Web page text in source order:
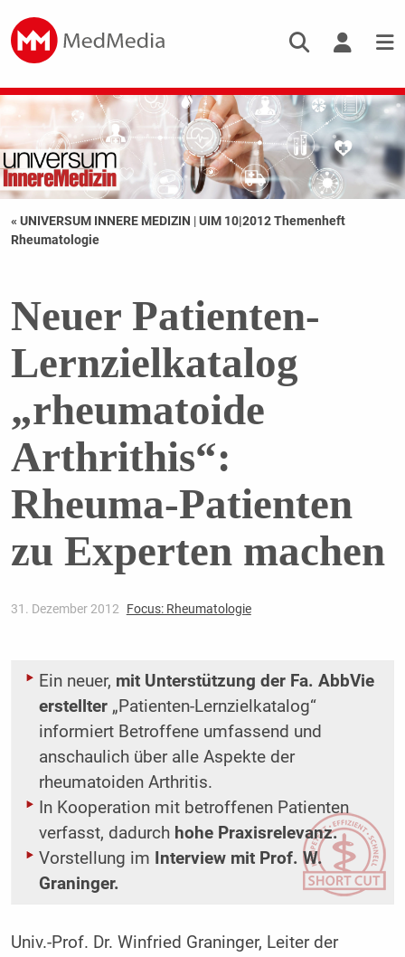
« UNIVERSUM INNERE MEDIZIN |UIM 10|2012 Themenheft
Rheumatologie
Neuer Patienten-
Lernzielkatalog
„rheumatoide
Arthrithis“:
Rheuma-Patienten
zu Experten machen
31. Dezember 2012 Focus: Rheumatologie
Ein neuer, mit Unterstützung der Fa. AbbVie
erstellter „Patienten-Lernzielkatalog“
informiert Betroffene umfassend und
anschaulich über alle Aspekte der
rheumatoiden Arthritis.
In Kooperation mit betroffenen Patienten
verfasst, dadurch hohe Praxisrelevanz.
Vorstellung im Interview mit Prof. W.
Graninger.
Univ.-Prof. Dr. Winfried Graninger, Leiter der